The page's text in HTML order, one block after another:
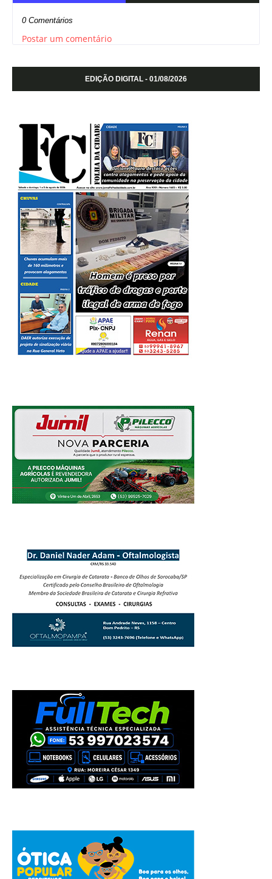
0 Comentários
Postar um comentário
EDIÇÃO DIGITAL - 01/08/2026